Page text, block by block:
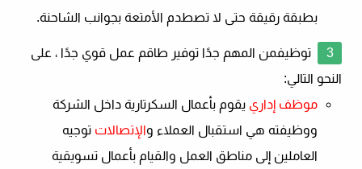
بطبقة رقيقة حتى لا تصطدم الأمتعة بجوانب الشاحنة.
توظيفمن المهم جدًا توفير طاقم عمل قوي جدًا ، على
النحو التالي:
موظف إداري يقوم بأعمال السكرتارية داخل الشركة
ووظيفته هي استقبال العملاء والإتصالات توجيه
العاملين إلى مناطق العمل والقيام بأعمال تسويقية